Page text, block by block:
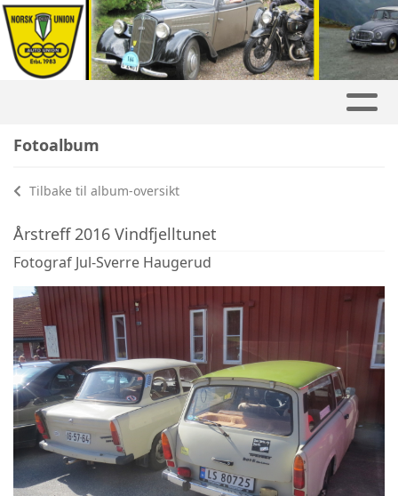
Fotoalbum
Tilbake til album-oversikt
Årstreff 2016 Vindfjelltunet
Fotograf Jul-Sverre Haugerud